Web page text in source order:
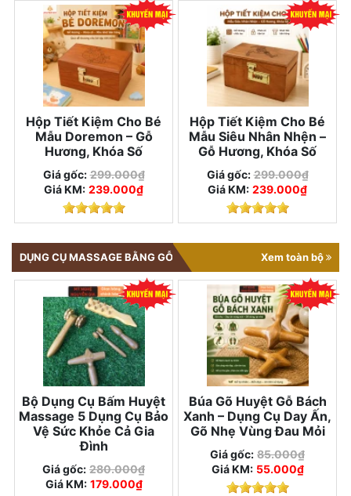
Hộp Tiết Kiệm Cho Bé
Mẫu Doremon – Gỗ
Hương, Khóa Số
Giá gốc: 299.000₫
Giá KM: 239.000₫
Hộp Tiết Kiệm Cho Bé
Mẫu Siêu Nhân Nhện –
Gỗ Hương, Khóa Số
Giá gốc: 299.000₫
Giá KM: 239.000₫
DỤNG CỤ MASSAGE BẰNG GỖ Xem toàn bộ
Bộ Dụng Cụ Bấm Huyệt
Massage 5 Dụng Cụ Bảo
Vệ Sức Khỏe Cả Gia
Đình
Giá gốc: 280.000₫
Giá KM: 179.000₫
Búa Gõ Huyệt Gỗ Bách
Xanh – Dụng Cụ Day Ấn,
Gõ Nhẹ Vùng Đau Mỏi
Giá gốc: 85.000₫
Giá KM: 55.000₫